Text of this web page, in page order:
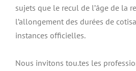
sujets que le recul de l’âge de la
l’allongement des durées de
instances officielles.
Nous invitons tou.tes les